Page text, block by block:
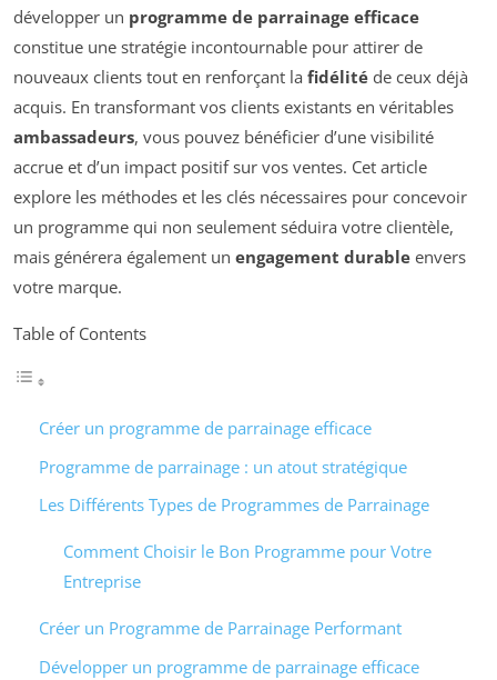
développer un programme de parrainage efficace
constitue une stratégie incontournable pour attirer de
nouveaux clients tout en renforçant la fidélité de ceux déjà
acquis. En transformant vos clients existants en véritables
ambassadeurs, vous pouvez bénéficier d’une visibilité
accrue et d’un impact positif sur vos ventes. Cet article
explore les méthodes et les clés nécessaires pour concevoir
un programme qui non seulement séduira votre clientèle,
mais générera également un engagement durable envers
votre marque.
Table of Contents
Créer un programme de parrainage efficace
Programme de parrainage : un atout stratégique
Les Différents Types de Programmes de Parrainage
Comment Choisir le Bon Programme pour Votre
Entreprise
Créer un Programme de Parrainage Performant
Développer un programme de parrainage efficace